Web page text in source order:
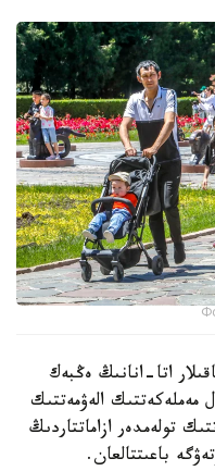
اتا-انانىڭ ەڭبەك
مەملەكەتتىك الەۋمەتتىك
تولەمدەر ازاماتتاردىڭ
باعىتتالعان.